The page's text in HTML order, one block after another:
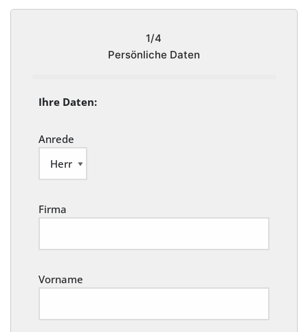
1/4
Persönliche Daten
Ihre Daten:
Anrede
Firma
Vorname